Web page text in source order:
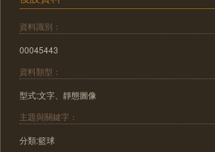
資料識別：
00045443
資料類型：
型式:文字、靜態圖像
主題與關鍵字：
分類:籃球